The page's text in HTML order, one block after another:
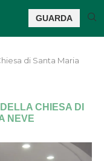
GUARDA
di Santa Maria
CHIESA DI
NEVE